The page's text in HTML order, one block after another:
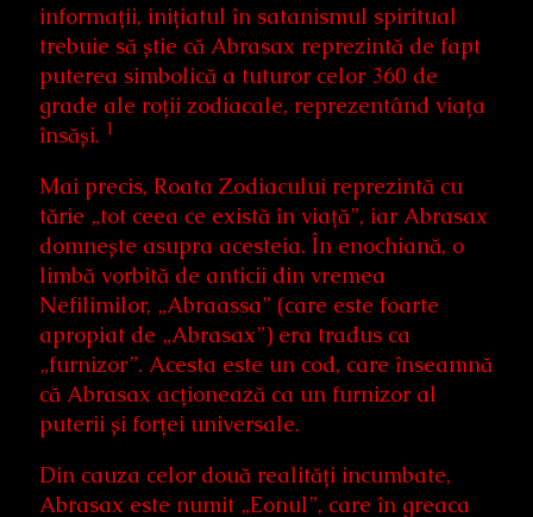
informații, inițiatul în satanismul spiritual
trebuie să știe că Abrasax reprezintă de fapt
puterea simbolică a tuturor celor 360 de
grade ale roții zodiacale, reprezentând viața
însăși. 1
Mai precis, Roata Zodiacului reprezintă cu
tărie „tot ceea ce există în viață”, iar Abrasax
domnește asupra acesteia. În enochiană, o
limbă vorbită de anticii din vremea
Nefilimilor, „Abraassa” (care este foarte
apropiat de „Abrasax”) era tradus ca
„furnizor”. Acesta este un cod, care înseamnă
că Abrasax acționează ca un furnizor al
puterii și forței universale.
Din cauza celor două realități incumbate,
Abrasax este numit „Eonul”, care în greaca